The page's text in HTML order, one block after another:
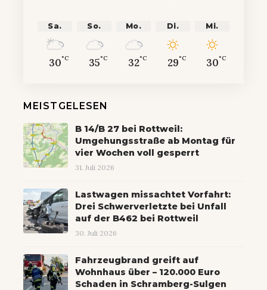
Sa.
30°C
So.
35°C
Mo.
32°C
Di.
29°C
Mi.
30°C
MEISTGELESEN
B 14/B 27 bei Rottweil:
Umgehungsstraße ab Montag für
vier Wochen voll gesperrt
31. Juli 2026
Lastwagen missachtet Vorfahrt:
Drei Schwerverletzte bei Unfall
auf der B462 bei Rottweil
30. Juli 2026
Fahrzeugbrand greift auf
Wohnhaus über – 120.000 Euro
Schaden in Schramberg-Sulgen